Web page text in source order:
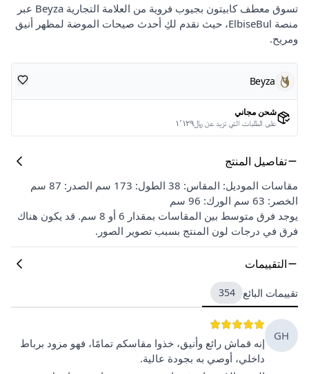
تسوق معطف كابيتون بجيوب فروية من العلامة التجارية Beyza عبر
منصة ElbiseBul، حيث نقدم لكِ أحدث صيحات الموضة لمظهر أنيق
ومريح.
Beyza
شحن مجاني
على الطلبات التي تزيد عن ﷼١٬١٢٩
تفاصيل المنتج
مقاسات الموديل: المقاس: 38 الطول: 173 سم الصدر: 87 سم
الخصر: 63 سم الورك: 96 سم
يوجد فرق متوسط بين المقاسات بمقدار 6 أو 8 سم. قد يكون هناك
فرق في درجات لون المنتج بسبب تصوير الصور.
التقييمات
تقييمات البائع 354
GH
إنه قماش رائع وأنيق، خذوا مقاسكم تمامًا، فهو مزود برباط
داخلي، أوصي به بجودة عالية.